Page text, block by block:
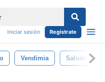
Iniciar sesión Regístrate
Vendimia Saludo